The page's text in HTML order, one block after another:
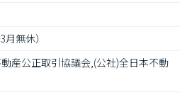
無休）
産公正取引協議会,(公社)全日本不動